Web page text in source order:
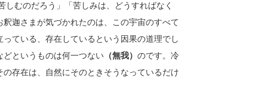
しむのだろう」「苦しみは、どうすればなく
迦さまが気づかれたのは、この宇宙のすべて
っている、存在しているという因果の道理でし
どというものは何一つない （無我） のです。冷
存在は、自然にそのときそうなっているだけ